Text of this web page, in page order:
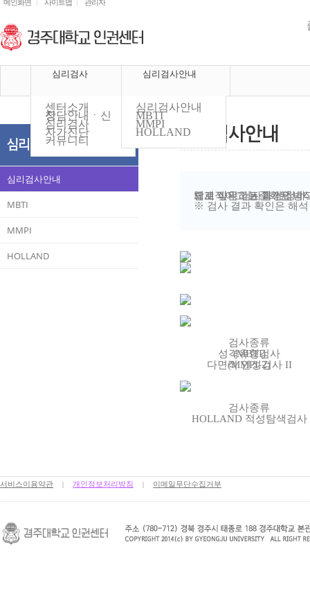
메인화면 사이트맵 관리자
심리검사
센터소개
상담안내ㆍ신청
심리검사
자가진단
커뮤니티
심리검사안내
심리검사안내
MBTI
MMPI
HOLLAND
심리검사안내
MBTI
MMPI
HOLLAND
체계적이고 표준화된 방식에 따라 제작된 심리검사를 통해
받고 싶은 검사를 신청
※ 검사 결과 확인은 해
검사종류
성격유형검사
(MBTI)
다면적 인성검사 II
(MMPI-2)
검사종류
HOLLAND 적성탐색검사
서비스이용약관 | 개인정보처리방침 | 이메일무단수집거부